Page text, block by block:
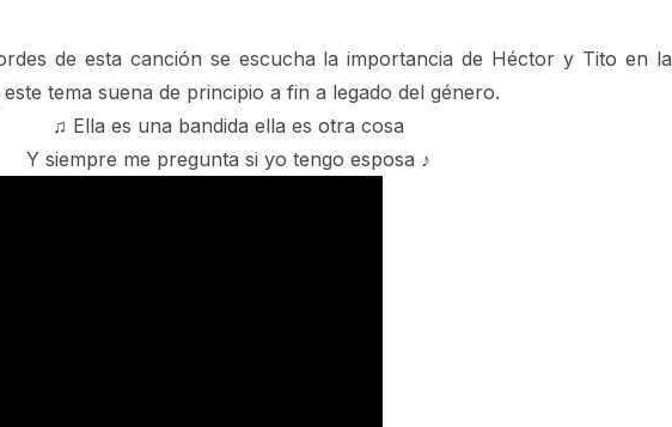
de esta canción se escucha la importancia de Héctor y Tito en la
tema suena de principio a fin a legado del género.
♫ Ella es una bandida ella es otra cosa
Y siempre me pregunta si yo tengo esposa ♪